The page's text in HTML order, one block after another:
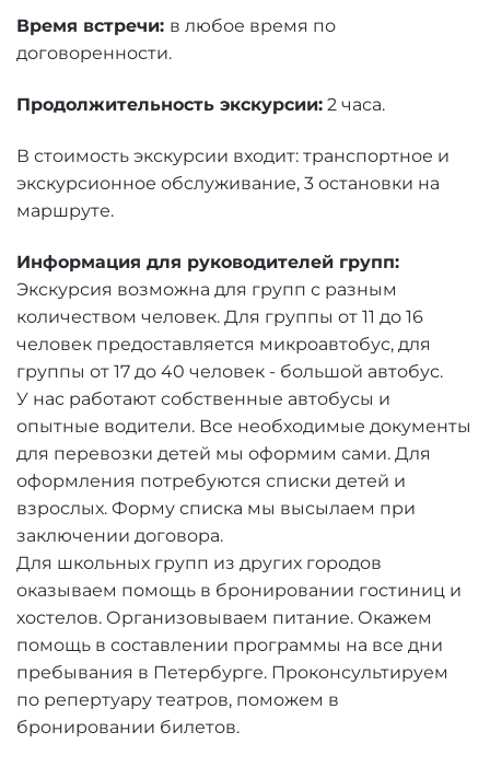
Время встречи: в любое время по
договоренности.
Продолжительность экскурсии: 2 часа.
В стоимость экскурсии входит: транспортное и
экскурсионное обслуживание, 3 остановки на
маршруте.
Информация для руководителей групп:
Экскурсия возможна для групп с разным
количеством человек. Для группы от 11 до 16
человек предоставляется микроавтобус, для
группы от 17 до 40 человек - большой автобус.
У нас работают собственные автобусы и
опытные водители. Все необходимые документы
для перевозки детей мы оформим сами. Для
оформления потребуются списки детей и
взрослых. Форму списка мы высылаем при
заключении договора.
Для школьных групп из других городов
оказываем помощь в бронировании гостиниц и
хостелов. Организовываем питание. Окажем
помощь в составлении программы на все дни
пребывания в Петербурге. Проконсультируем
по репертуару театров, поможем в
бронировании билетов.